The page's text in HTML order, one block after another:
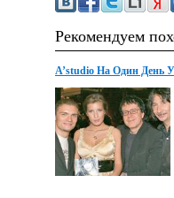
Рекомендуем
A’studio На Один День